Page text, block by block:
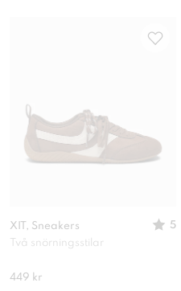
XIT, Sneakers
5
Två snörningsstilar
449 kr